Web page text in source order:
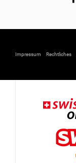
Impressum Rechtliches